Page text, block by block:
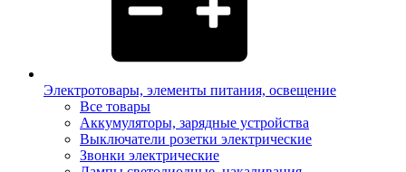
Электротовары, элементы питания, освещение
Все товары
Аккумуляторы, зарядные устройства
Выключатели розетки электрические
Звонки электрические